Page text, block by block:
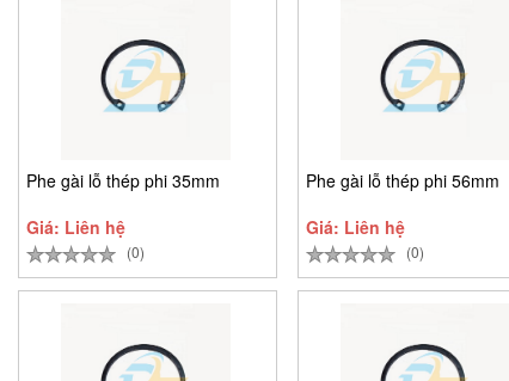
Phe gài lỗ thép phi 35mm
Giá: Liên hệ
(0)
Phe gài lỗ thép phi 56mm
Giá: Liên hệ
(0)